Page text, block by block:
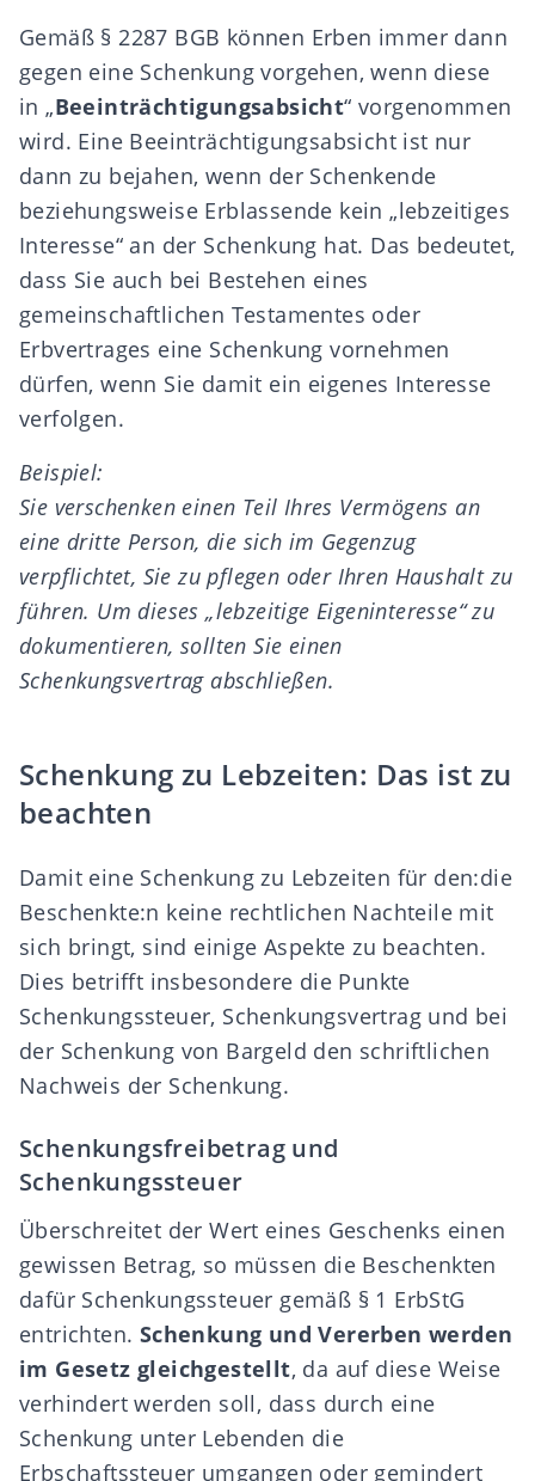
Gemäß § 2287 BGB können Erben immer dann
gegen eine Schenkung vorgehen, wenn diese
in „Beeinträchtigungsabsicht“ vorgenommen
wird. Eine Beeinträchtigungsabsicht ist nur
dann zu bejahen, wenn der Schenkende
beziehungsweise Erblassende kein „lebzeitiges
Interesse“ an der Schenkung hat. Das bedeutet,
dass Sie auch bei Bestehen eines
gemeinschaftlichen Testamentes oder
Erbvertrages eine Schenkung vornehmen
dürfen, wenn Sie damit ein eigenes Interesse
verfolgen.
Beispiel:
Sie verschenken einen Teil Ihres Vermögens an
eine dritte Person, die sich im Gegenzug
verpflichtet, Sie zu pflegen oder Ihren Haushalt zu
führen. Um dieses „lebzeitige Eigeninteresse“ zu
dokumentieren, sollten Sie einen
Schenkungsvertrag abschließen.
Schenkung zu Lebzeiten: Das ist zu
beachten
Damit eine Schenkung zu Lebzeiten für den:die
Beschenkte:n keine rechtlichen Nachteile mit
sich bringt, sind einige Aspekte zu beachten.
Dies betrifft insbesondere die Punkte
Schenkungssteuer, Schenkungsvertrag und bei
der Schenkung von Bargeld den schriftlichen
Nachweis der Schenkung.
Schenkungsfreibetrag und
Schenkungssteuer
Überschreitet der Wert eines Geschenks einen
gewissen Betrag, so müssen die Beschenkten
dafür Schenkungssteuer gemäß § 1 ErbStG
entrichten. Schenkung und Vererben werden
im Gesetz gleichgestellt, da auf diese Weise
verhindert werden soll, dass durch eine
Schenkung unter Lebenden die
Erbschaftssteuer umgangen oder gemindert